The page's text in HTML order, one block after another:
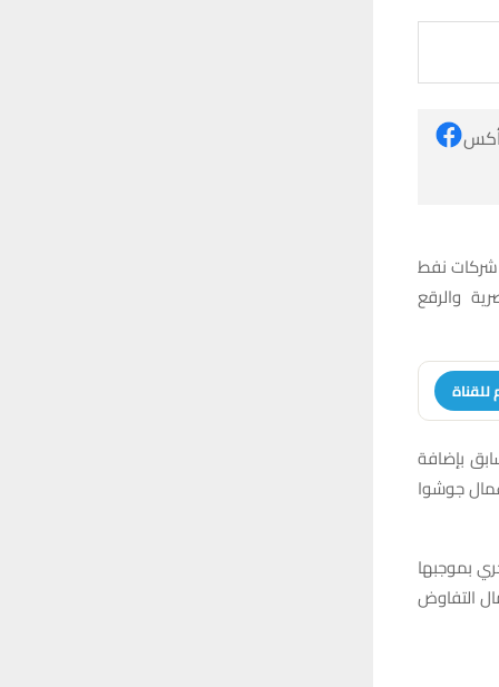
أكس
شركات نفط
والرقع
للقناة
بإضافة
جوشوا
بموجبها
التفاوض